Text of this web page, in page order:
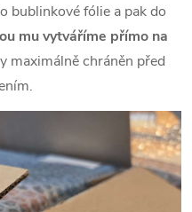
bublinkové fólie a pak do
mu vytváříme přímo na
maximálně chráněn před